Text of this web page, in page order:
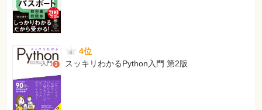
公開するには ＜転送設定の新規作成＞
レッスン59 以前に作成したサイトを開くと自動的に新しい
サイトが開くように設定するには ＜リダイレクト＞
付録1 ダウンロードしたサンプルファイルを使うには
付録2 ホームページ･ビルダー サービス以外の転送先を設定す
るには
用語集
4位
スッキリわかるPython入門 第2版